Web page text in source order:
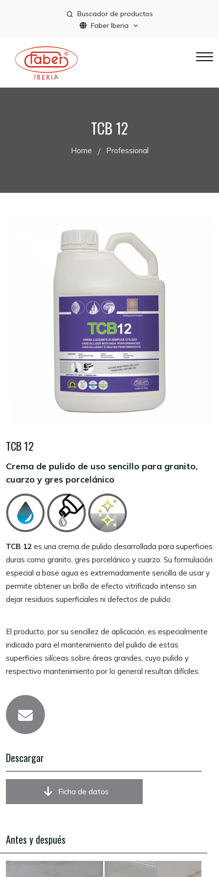
Buscador de productos
Faber Iberia
TCB 12
Home Professional
TCB 12
Crema de pulido de uso sencillo para granito,
cuarzo y gres porcelánico
TCB 12 es una crema de pulido desarrollada para superficies
duras como granito, gres porcelánico y cuarzo. Su formulación
especial a base agua es extremadamente sencilla de usar y
permite obtener un brillo de efecto vitrificado intenso sin
dejar residuos superficiales ni defectos de pulido.
El producto, por su sencillez de aplicación, es especialmente
indicado para el mantenimiento del pulido de estas
superficies silíceas sobre áreas grandes, cuyo pulido y
respectivo mantenimiento por lo general resultan difíciles.
Descargar
Ficha de datos
Antes y después